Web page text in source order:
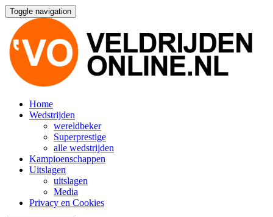
Toggle navigation
Home
Wedstrijden
wereldbeker
Superprestige
alle wedstrijden
Kampioenschappen
Uitslagen
uitslagen
Media
Privacy en Cookies